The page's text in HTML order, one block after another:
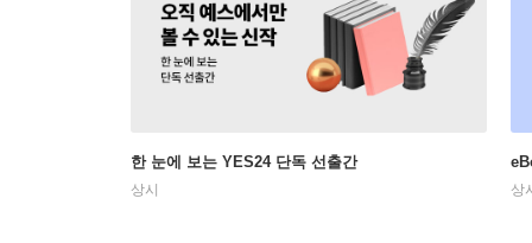
한 눈에 보는 YES24 단독 선출간
상시 상